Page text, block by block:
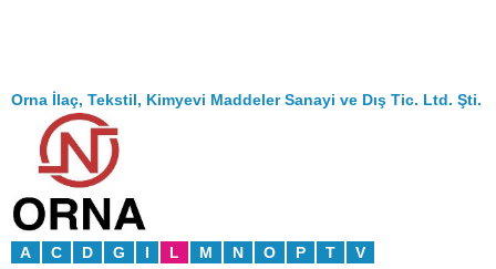
Orna İlaç, Tekstil, Kimyevi Maddeler Sanayi ve Dış Tic. Ltd. Şti.
A C D G I L M N O P T V